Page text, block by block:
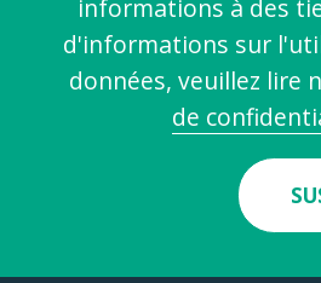
informations à des
d'informations sur
données, veuillez lire
de